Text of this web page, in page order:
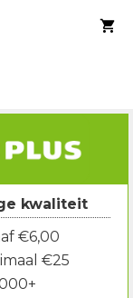
kwaliteit
€6,00
€25